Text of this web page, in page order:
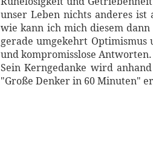
unser Leben nichts anderes ist
wie kann ich mich diesem dann
gerade umgekehrt Optimismus
und kompromisslose Antworten.
Sein Kerngedanke wird
"Große Denker in 60 Minuten"